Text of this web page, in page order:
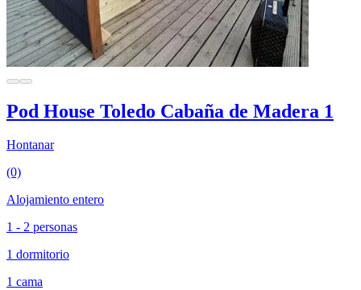
Pod House Toledo Cabaña de Madera 1
Hontanar
(0)
Alojamiento entero
1 - 2 personas
1 dormitorio
1 cama